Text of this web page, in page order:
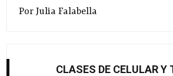
Por Julia Falabella
CLASES DE CELULAR Y